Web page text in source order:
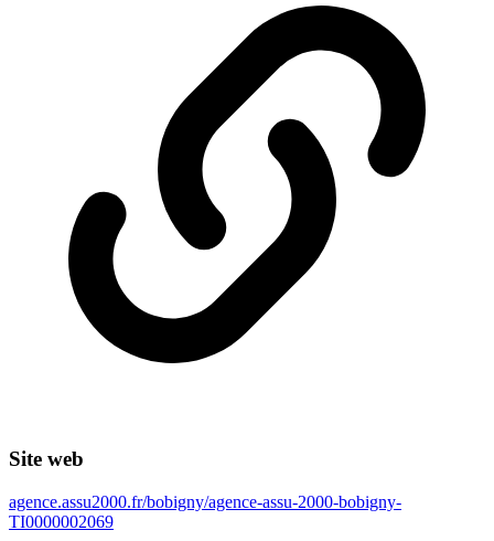
Site web
agence.assu2000.fr/bobigny/agence-assu-2000-bobigny-
TI0000002069